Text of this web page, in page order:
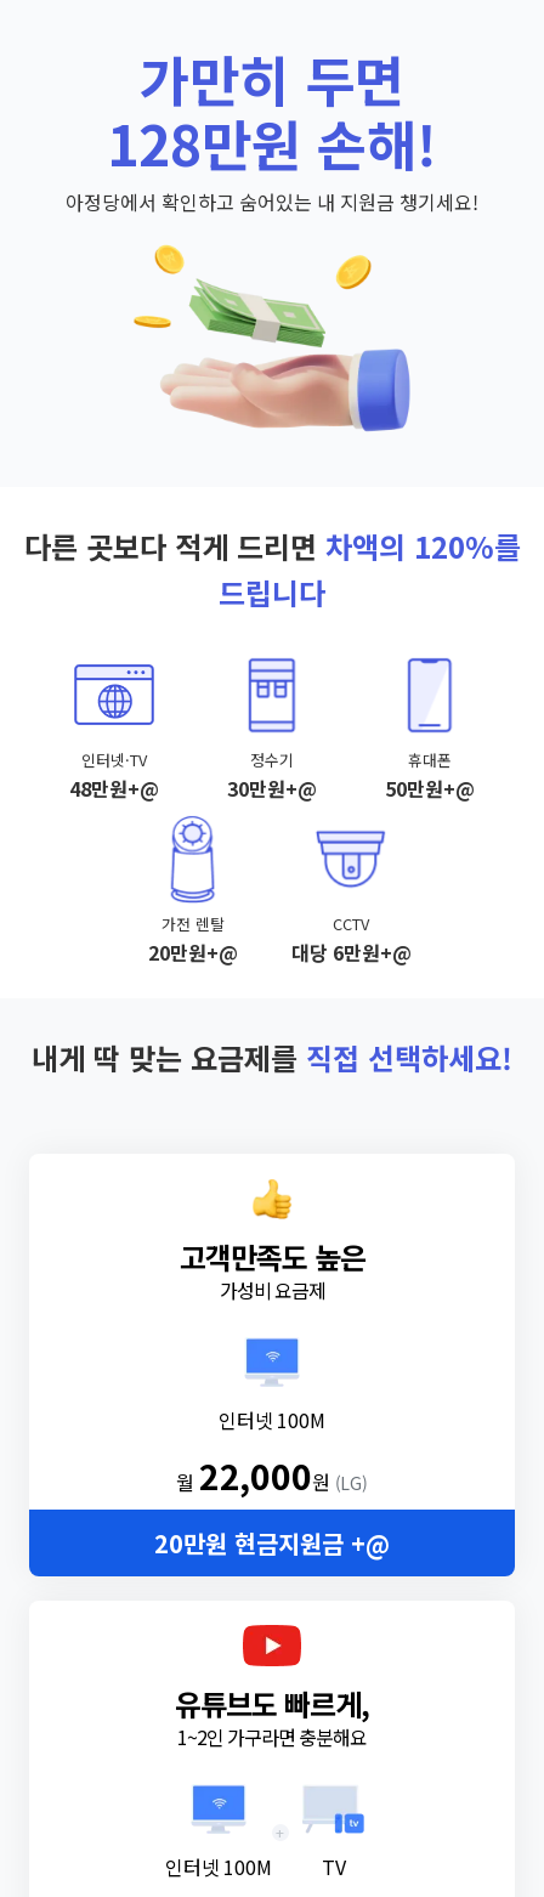
가만히 두면
128만원 손해!
아정당에서 확인하고 숨어있는 내 지원금 챙기세요!
다른 곳보다 적게 드리면 차액의 120%를
드립니다
인터넷·TV
48만원+@
정수기
30만원+@
휴대폰
50만원+@
가전 렌탈
20만원+@
CCTV
대당 6만원+@
내게 딱 맞는 요금제를 직접 선택하세요!
고객만족도 높은
가성비 요금제
인터넷 100M
월 22,000원 (LG)
20만원 현금지원금 +@
유튜브도 빠르게,
1~2인 가구라면 충분해요
인터넷 100M
+
TV